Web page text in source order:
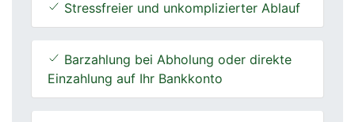
Stressfreier und unkomplizierter Ablauf
Barzahlung bei Abholung oder direkte
Einzahlung auf Ihr Bankkonto